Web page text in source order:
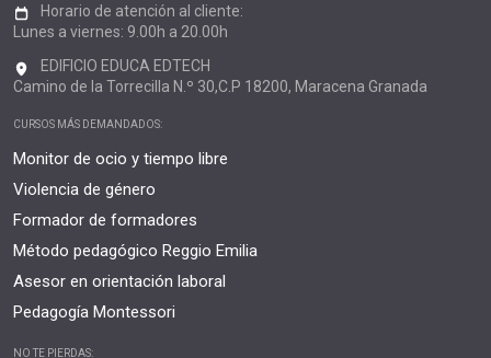
Horario de atención al cliente:
Lunes a viernes: 9.00h a 20.00h
EDIFICIO EDUCA EDTECH
Camino de la Torrecilla N.º 30,C.P 18200, Maracena Granada
CURSOS MÁS DEMANDADOS:
Monitor de ocio y tiempo libre
Violencia de género
Formador de formadores
Método pedagógico Reggio Emilia
Asesor en orientación laboral
Pedagogía Montessori
NO TE PIERDAS: